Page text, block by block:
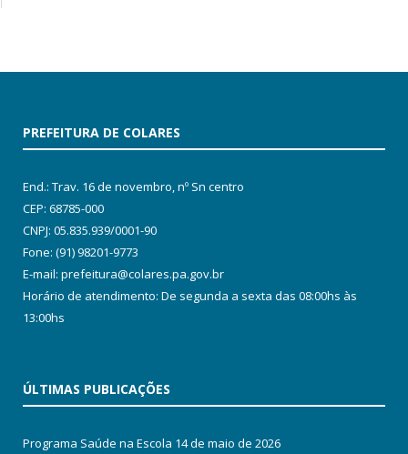
PREFEITURA DE COLARES
End.: Trav. 16 de novembro, nº Sn centro
CEP: 68785-000
CNPJ: 05.835.939/0001-90
Fone: (91) 98201-9773
E-mail: prefeitura@colares.pa.gov.br
Horário de atendimento: De segunda a sexta das 08:00hs às
13:00hs
ÚLTIMAS PUBLICAÇÕES
Programa Saúde na Escola 14 de maio de 2026